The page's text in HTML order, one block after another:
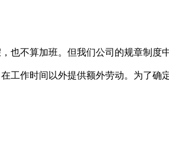
不算加班。但我们公司的规章制度
作时间以外提供额外劳动。为了确